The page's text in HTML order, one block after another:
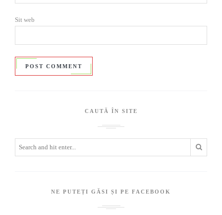
Sit web
CAUTĂ ÎN SITE
NE PUTEȚI GĂSI ȘI PE FACEBOOK